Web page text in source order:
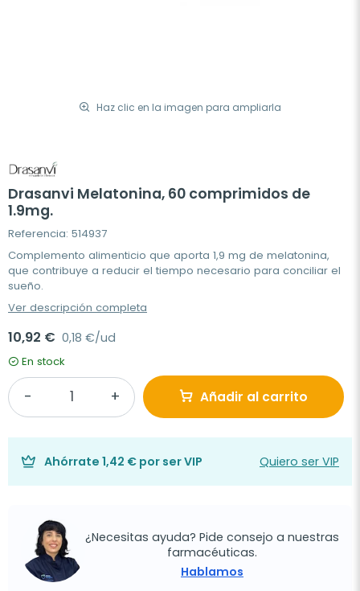
Haz clic en la imagen para ampliarla
Drasanvi Melatonina, 60 comprimidos de
1.9mg.
Referencia: 514937
Complemento alimenticio que aporta 1,9 mg de melatonina,
que contribuye a reducir el tiempo necesario para conciliar el
sueño.
Ver descripción completa
10,92 € 0,18 €/ud
En stock
Añadir al carrito
Ahórrate 1,42 € por ser VIP Quiero ser VIP
¿Necesitas ayuda? Pide consejo a nuestras
farmacéuticas.
Hablamos